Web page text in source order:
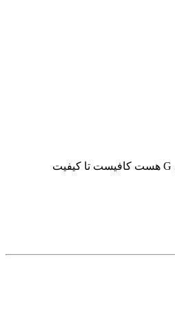
خیر دوست عزیز به هیچ وجه. به حرف فروشنده ها گوش ندید که دلایل کافی برای اثبات حرفهاشون ندارند. همین که سنسور کراپدارهای کنون بزرگتر از سری G هست کافیست تا کیفیت